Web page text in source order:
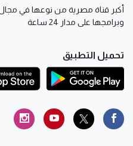
أكبر قناة مصرية من نوعها في مجال
وبرامجها على مدار 24 ساعة
تحميل التطبيق